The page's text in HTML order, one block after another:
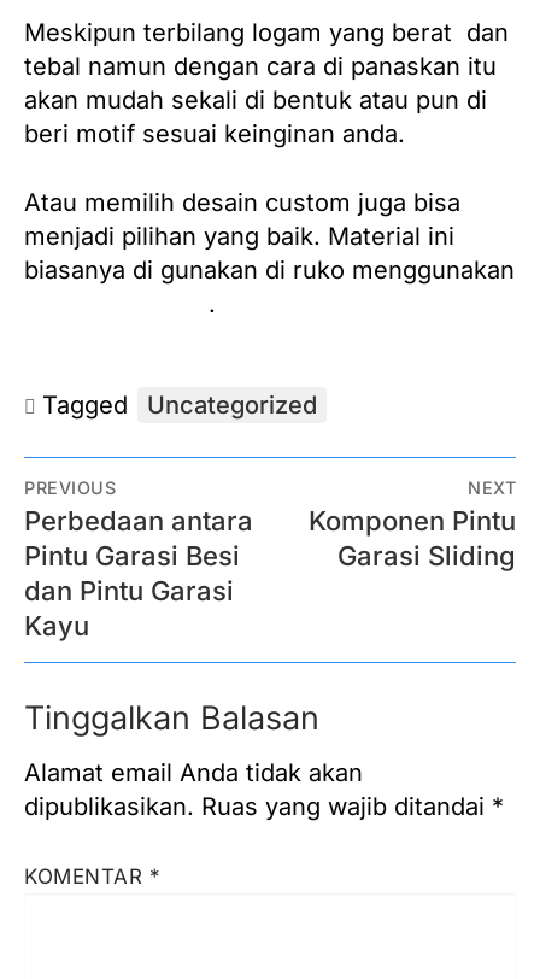
Meskipun terbilang logam yang berat dan
tebal namun dengan cara di panaskan itu
akan mudah sekali di bentuk atau pun di
beri motif sesuai keinginan anda.
Atau memilih desain custom juga bisa
menjadi pilihan yang baik. Material ini
biasanya di gunakan di ruko menggunakan
.
Tagged Uncategorized
PREVIOUS
Perbedaan antara
Pintu Garasi Besi
dan Pintu Garasi
Kayu
NEXT
Komponen Pintu
Garasi Sliding
Tinggalkan Balasan
Alamat email Anda tidak akan
dipublikasikan. Ruas yang wajib ditandai *
KOMENTAR *